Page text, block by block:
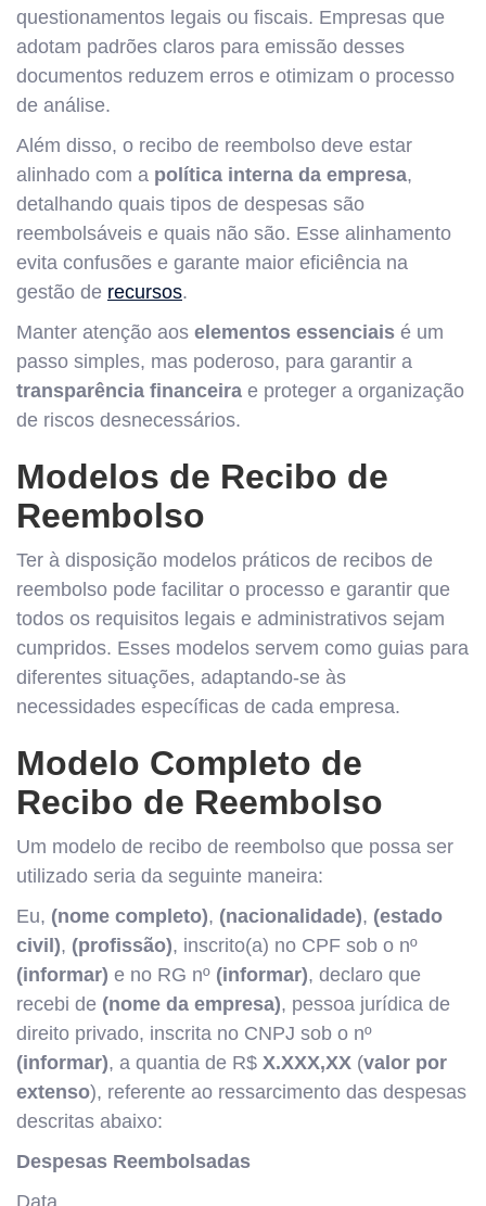
questionamentos legais ou fiscais. Empresas que
adotam padrões claros para emissão desses
documentos reduzem erros e otimizam o processo
de análise.
Além disso, o recibo de reembolso deve estar
alinhado com a política interna da empresa,
detalhando quais tipos de despesas são
reembolsáveis e quais não são. Esse alinhamento
evita confusões e garante maior eficiência na
gestão de recursos.
Manter atenção aos elementos essenciais é um
passo simples, mas poderoso, para garantir a
transparência financeira e proteger a organização
de riscos desnecessários.
Modelos de Recibo de
Reembolso
Ter à disposição modelos práticos de recibos de
reembolso pode facilitar o processo e garantir que
todos os requisitos legais e administrativos sejam
cumpridos. Esses modelos servem como guias para
diferentes situações, adaptando-se às
necessidades específicas de cada empresa.
Modelo Completo de
Recibo de Reembolso
Um modelo de recibo de reembolso que possa ser
utilizado seria da seguinte maneira:
Eu, (nome completo), (nacionalidade), (estado
civil), (profissão), inscrito(a) no CPF sob o nº
(informar) e no RG nº (informar), declaro que
recebi de (nome da empresa), pessoa jurídica de
direito privado, inscrita no CNPJ sob o nº
(informar), a quantia de R$ X.XXX,XX (valor por
extenso), referente ao ressarcimento das despesas
descritas abaixo:
Despesas Reembolsadas
Data